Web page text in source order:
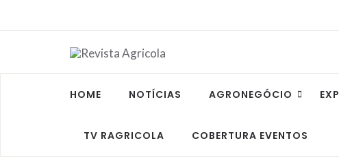
HOME NOTÍCIAS AGRONEGÓCIO
TV RAGRICOLA COBERTURA EVENTOS